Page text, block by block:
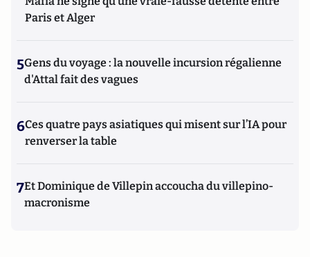
Paris et Alger
5Gens du voyage : la nouvelle incursion régalienne
d'Attal fait des vagues
6Ces quatre pays asiatiques qui misent sur l’IA pour
renverser la table
7Et Dominique de Villepin accoucha du villepino-
macronisme